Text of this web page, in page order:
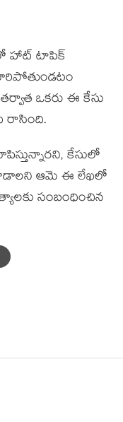
హాట్ టాపిక్
ఒక‌రు ఈ కేసు
రాసింది.
కేసులో
ఆమె ఈ లేఖ‌లో
సంబంధించిన